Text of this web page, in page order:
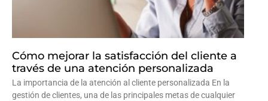
Cómo mejorar la satisfacción del cliente a
través de una atención personalizada
La importancia de la atención al cliente personalizada En la
gestión de clientes, una de las principales metas de cualquier